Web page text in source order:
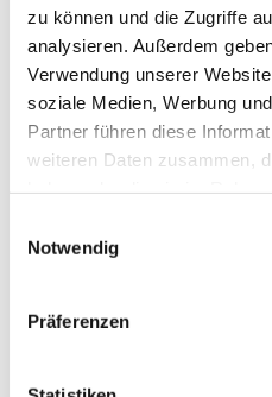
zu können und die Zugriffe
analysieren. Außerdem
Verwendung unserer
soziale Medien, Werbung
Partner führen diese
weiteren Daten zusammen,
Notwendig
Präferenzen
Alltag & Reisen:
des Alltags,
und
Kommunikation:
Sprechen über
persönliche
Radio- oder
wenn deutlich
komplexerer